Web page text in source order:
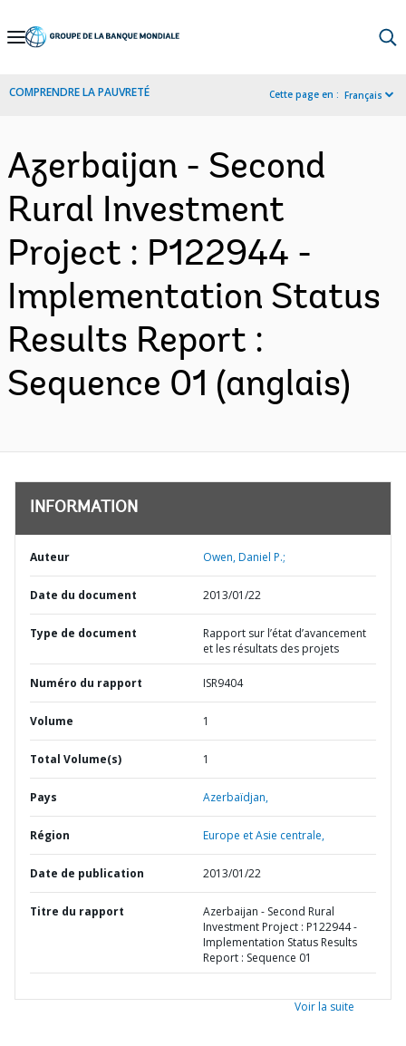
Skip
Navigation
COMPRENDRE LA PAUVRETÉ Cette page en : Français
Azerbaijan - Second
Rural Investment
Project : P122944 -
Implementation Status
Results Report :
Sequence 01 (anglais)
INFORMATION
Auteur Owen, Daniel P.;
Date du document 2013/01/22
Type de document
Rapport sur l’état d’avancement
et les résultats des projets
Numéro du rapport ISR9404
Volume 1
Total Volume(s) 1
Pays Azerbaïdjan,
Région Europe et Asie centrale,
Date de publication 2013/01/22
Titre du rapport
Azerbaijan - Second Rural
Investment Project : P122944 -
Implementation Status Results
Report : Sequence 01
Voir la suite